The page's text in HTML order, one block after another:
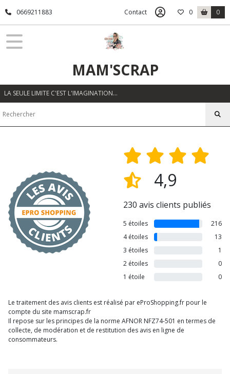
0669211883 Contact 0 0
MAM'SCRAP
LA SEULE LIMITE C'EST L'IMAGINATION…
4,9
230 avis clients publiés
5 étoiles
216
4 étoiles
13
3 étoiles
1
2 étoiles
0
1 étoile
0
Le traitement des avis clients est réalisé par eProShopping.fr pour le
compte du site mamscrap.fr
Il repose sur les principes de la norme AFNOR NFZ74-501 en termes de
collecte, de modération et de restitution des avis en ligne de
consommateurs.